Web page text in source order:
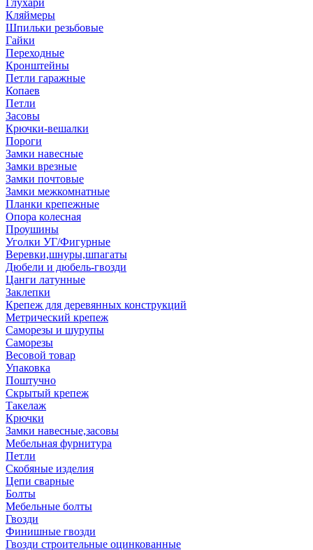
Глухари
Кляймеры
Шпильки резьбовые
Гайки
Переходные
Кронштейны
Петли гаражные
Копаев
Петли
Засовы
Крючки-вешалки
Пороги
Замки навесные
Замки врезные
Замки почтовые
Замки межкомнатные
Планки крепежные
Опора колесная
Проушины
Уголки УГ/Фигурные
Веревки,шнуры,шпагаты
Дюбели и дюбель-гвозди
Цанги латунные
Заклепки
Крепеж для деревянных конструкций
Метрический крепеж
Саморезы и шурупы
Саморезы
Весовой товар
Упаковка
Поштучно
Скрытый крепеж
Такелаж
Крючки
Замки навесные,засовы
Мебельная фурнитура
Петли
Скобяные изделия
Цепи сварные
Болты
Мебельные болты
Гвозди
Финишные гвозди
Гвозди строительные оцинкованные